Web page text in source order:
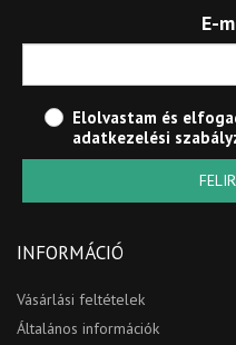
E-
Elolvastam és
adatkezelési
INFORMÁCIÓ
Vásárlási feltételek
Általános információk